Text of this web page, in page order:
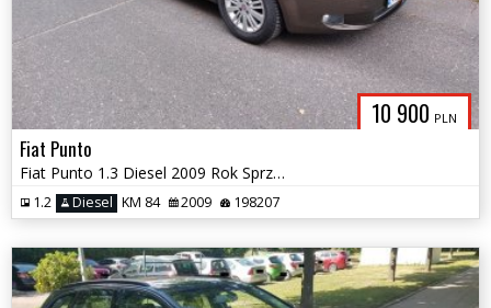
10 900 PLN
Fiat Punto
Fiat Punto 1.3 Diesel 2009 Rok Sprzedaż/Zamiana
1.2 Diesel KM 84 2009 198207